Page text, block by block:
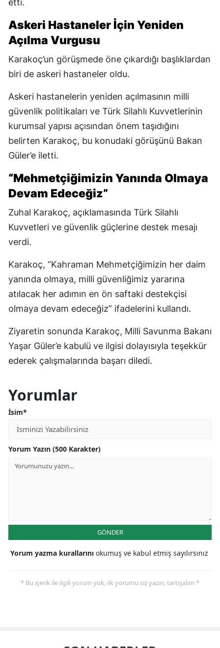
etti.
Askeri Hastaneler İçin Yeniden
Açılma Vurgusu
Karakoç’un görüşmede öne çıkardığı başlıklardan
biri de askeri hastaneler oldu.
Askeri hastanelerin yeniden açılmasının milli
güvenlik politikaları ve Türk Silahlı Kuvvetlerinin
kurumsal yapısı açısından önem taşıdığını
belirten Karakoç, bu konudaki görüşünü Bakan
Güler’e iletti.
“Mehmetçiğimizin Yanında Olmaya
Devam Edeceğiz”
Zuhal Karakoç, açıklamasında Türk Silahlı
Kuvvetleri ve güvenlik güçlerine destek mesajı
verdi.
Karakoç, “Kahraman Mehmetçiğimizin her daim
yanında olmaya, milli güvenliğimiz yararına
atılacak her adımın en ön saftaki destekçisi
olmaya devam edeceğiz” ifadelerini kullandı.
Ziyaretin sonunda Karakoç, Milli Savunma Bakanı
Yaşar Güler’e kabulü ve ilgisi dolayısıyla teşekkür
ederek çalışmalarında başarı diledi.
Yorumlar
İsim*
Yorum Yazın (500 Karakter)
GÖNDER
Yorum yazma kurallarını okumuş ve kabul etmiş sayılırsınız
* Bu içerik ile ilgili yorum yok, ilk yorumu siz yazın, tartışalım *